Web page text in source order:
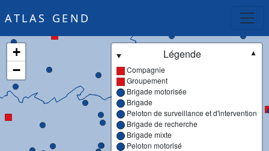
ATLAS GEND
+
−
Légende
▼
Compagnie
Groupement
Brigade motorisée
Brigade
Peloton de surveillance et d'intervention
Brigade de recherche
Brigade mixte
Peloton motorisé